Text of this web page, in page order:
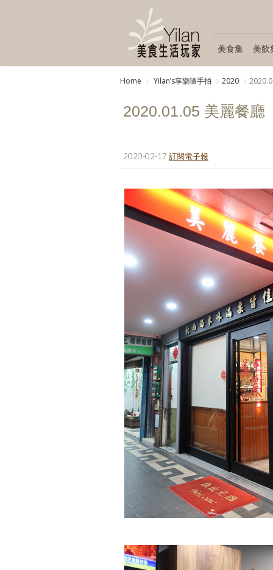
美食集 美飲
Home Yilanʼs享樂隨手拍 2020
2020.01.05 美麗餐廳
2020-02-17 訂閱電子報